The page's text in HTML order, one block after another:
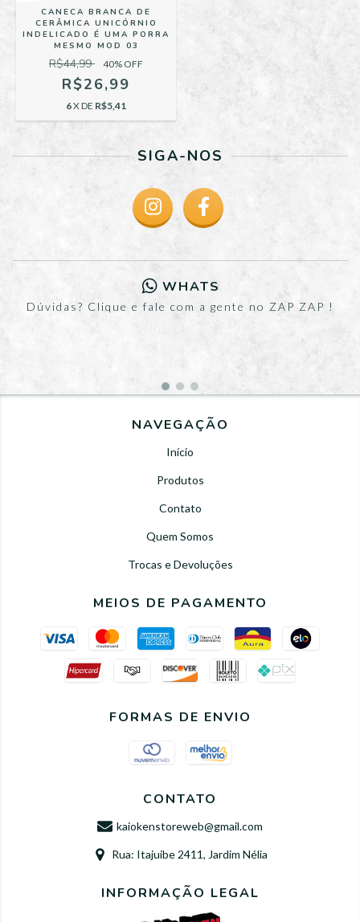
CANECA BRANCA DE
CERÂMICA UNICÓRNIO
INDELICADO É UMA PORRA
MESMO MOD 03
R$44,99 40% OFF
R$26,99
6X DE R$5,41
SIGA-NOS
WHATS
Dúvidas? Clique e fale com a gente no ZAP ZAP !
NAVEGAÇÃO
Início
Produtos
Contato
Quem Somos
Trocas e Devoluções
MEIOS DE PAGAMENTO
FORMAS DE ENVIO
CONTATO
kaiokenstoreweb@gmail.com
Rua: Itajuibe 2411, Jardim Nélia
INFORMAÇÃO LEGAL